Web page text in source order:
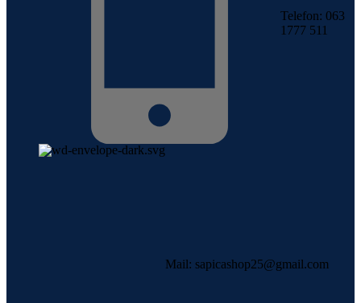
Telefon: 063
1777 511
Mail: sapicashop25@gmail.com